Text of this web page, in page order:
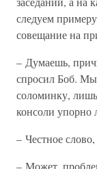
следуем
совещание на
– Думаешь,
спросил Боб. Мы
соломинку,
консоли упорно
– Честное
– Может,